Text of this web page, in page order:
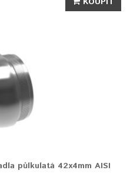
půlkulatá 42x4mm AISI